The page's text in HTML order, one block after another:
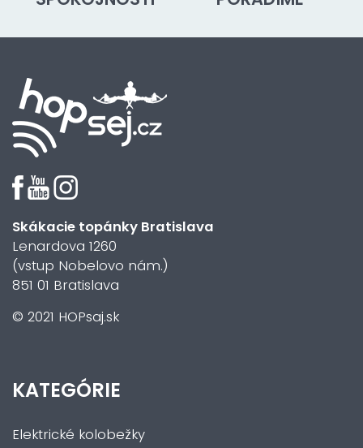
Skákacie topánky Bratislava
Lenardova 1260
(vstup Nobelovo nám.)
851 01 Bratislava
© 2021 HOPsaj.sk
KATEGÓRIE
Elektrické kolobežky